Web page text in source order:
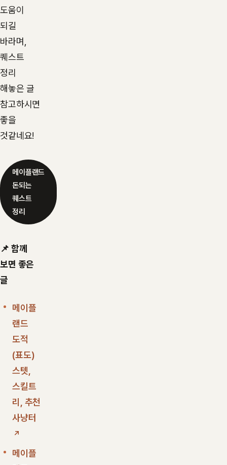
도움이
되길
바라며,
퀘스트
정리
해놓은 글
참고하시면
좋을
것같네요!
메이플랜드
돈되는
퀘스트
정리
📌 함께
보면 좋은
글
메이플
랜드
도적
(표도)
스텟,
스킬트
리, 추천
사냥터
메이플